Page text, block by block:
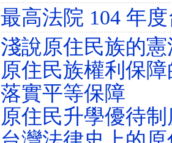
最高法院 104 年
淺說原住民族的
原住民族權利保
落實平等保障
原住民升學優待